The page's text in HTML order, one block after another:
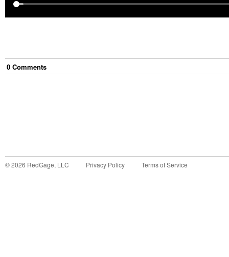
0 Comments
©2026 RedGage, LLC Privacy Policy Terms of Service